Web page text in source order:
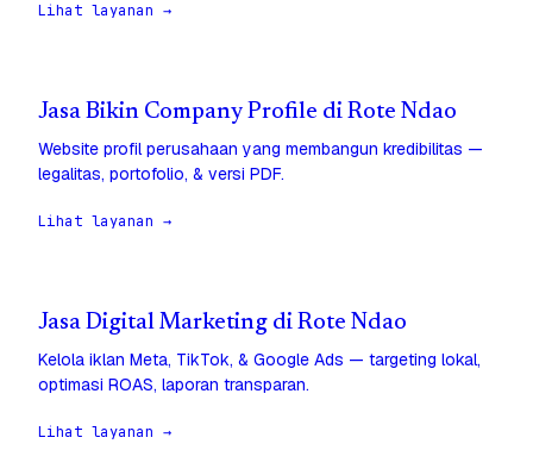
Lihat layanan →
Jasa Bikin Company Profile di Rote Ndao
Website profil perusahaan yang membangun kredibilitas —
legalitas, portofolio, & versi PDF.
Lihat layanan →
Jasa Digital Marketing di Rote Ndao
Kelola iklan Meta, TikTok, & Google Ads — targeting lokal,
optimasi ROAS, laporan transparan.
Lihat layanan →